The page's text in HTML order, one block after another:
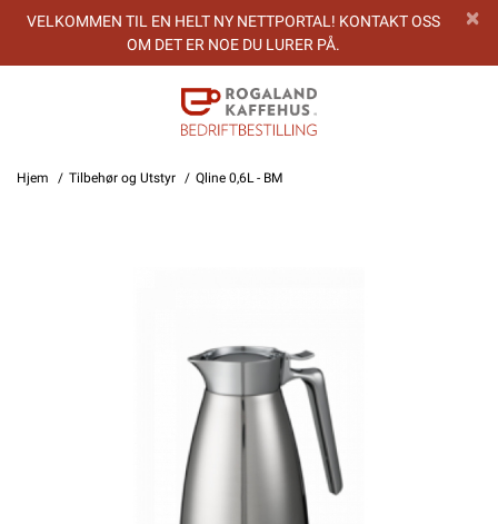
VELKOMMEN TIL EN HELT NY NETTPORTAL! KONTAKT OSS
OM DET ER NOE DU LURER PÅ.
Hjem Tilbehør og Utstyr Qline 0,6L - BM